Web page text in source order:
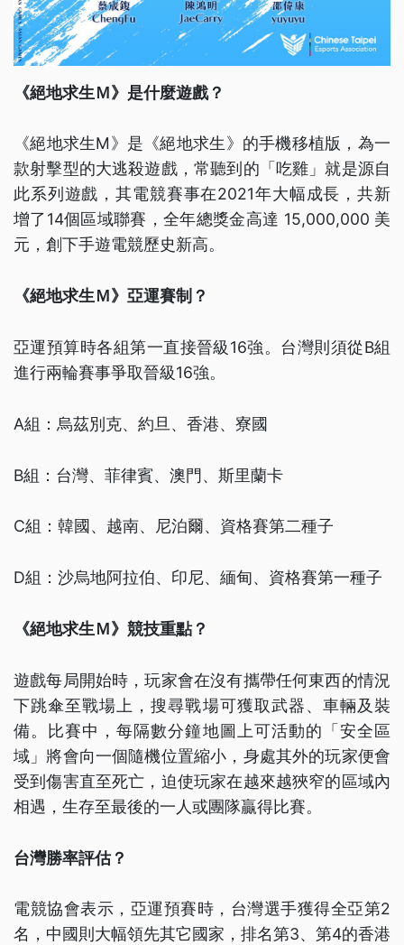
《絕地求生Ｍ》是什麼遊戲？
《絕地求生M》是《絕地求生》的手機移植版，為一
款射擊型的大逃殺遊戲，常聽到的「吃雞」就是源自
此系列遊戲，其電競賽事在2021年大幅成長，共新
增了14個區域聯賽，全年總獎金高達 15,000,000 美
元，創下手遊電競歷史新高。
《絕地求生Ｍ》亞運賽制？
亞運預算時各組第一直接晉級16強。台灣則須從B組
進行兩輪賽事爭取晉級16強。
A組：烏茲別克、約旦、香港、寮國
B組：台灣、菲律賓、澳門、斯里蘭卡
C組：韓國、越南、尼泊爾、資格賽第二種子
D組：沙烏地阿拉伯、印尼、緬甸、資格賽第一種子
《絕地求生Ｍ》競技重點？
遊戲每局開始時，玩家會在沒有攜帶任何東西的情況
下跳傘至戰場上，搜尋戰場可獲取武器、車輛及裝
備。比賽中，每隔數分鐘地圖上可活動的「安全區
域」將會向一個隨機位置縮小，身處其外的玩家便會
受到傷害直至死亡，迫使玩家在越來越狹窄的區域內
相遇，生存至最後的一人或團隊贏得比賽。
台灣勝率評估？
電競協會表示，亞運預賽時，台灣選手獲得全亞第2
名，中國則大幅領先其它國家，排名第3、第4的香港